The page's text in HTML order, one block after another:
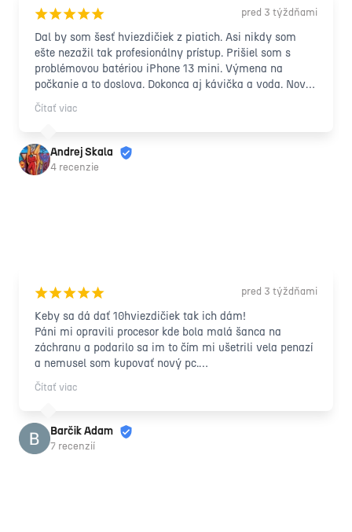
¡¡¡¡¡ pred 3 týždňami
Dal by som šesť hviezdičiek z piatich. Asi nikdy som
ešte nezažil tak profesionálny prístup. Prišiel som s
problémovou batériou iPhone 13 mini. Výmena na
počkanie a to doslova. Dokonca aj kávička a voda. Nová
originálna baterka za super cenu. Rozhodne odporúčam
👍. 😀
Čítať viac
Andrej Skala
4 recenzie
¡¡¡¡¡ pred 3 týždňami
Keby sa dá dať 10hviezdičiek tak ich dám!
Páni mi opravili procesor kde bola malá šanca na
záchranu a podarilo sa im to čím mi ušetrili vela penazí
a nemusel som kupovať nový pc.
Zapožičali mi náhradný počítač na dobu kedy opravovali
ten môj a všetko prebiehalo profesionálne s ludským
nech sa vám darí !
Čítať viac
Barčik Adam
7 recenzií